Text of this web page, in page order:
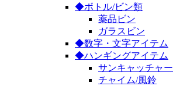
◆ボトル/ビン類
薬品ビン
ガラスビン
◆数字・文字アイテム
◆ハンギングアイテム
サンキャッチャー
チャイム/風鈴